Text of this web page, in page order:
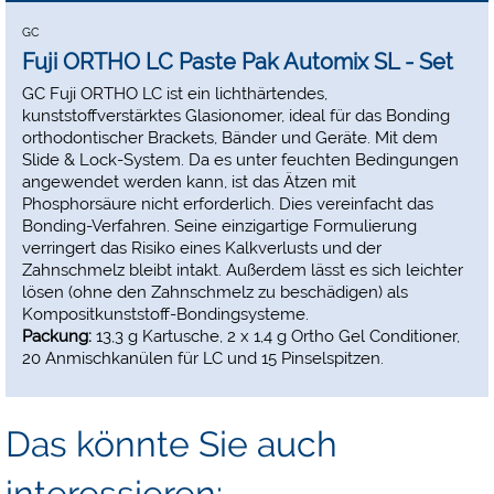
GC
Fuji ORTHO LC Paste Pak Automix SL - Set
GC Fuji ORTHO LC ist ein lichthärtendes,
kunststoffverstärktes Glasionomer, ideal für das Bonding
orthodontischer Brackets, Bänder und Geräte. Mit dem
Slide & Lock-System. Da es unter feuchten Bedingungen
angewendet werden kann, ist das Ätzen mit
Phosphorsäure nicht erforderlich. Dies vereinfacht das
Bonding-Verfahren. Seine einzigartige Formulierung
verringert das Risiko eines Kalkverlusts und der
Zahnschmelz bleibt intakt. Außerdem lässt es sich leichter
lösen (ohne den Zahnschmelz zu beschädigen) als
Kompositkunststoff-Bondingsysteme.
Packung: 13,3 g Kartusche, 2 x 1,4 g Ortho Gel Conditioner,
20 Anmischkanülen für LC und 15 Pinselspitzen.
Das könnte Sie auch